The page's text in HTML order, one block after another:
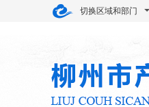
切换区域和部门